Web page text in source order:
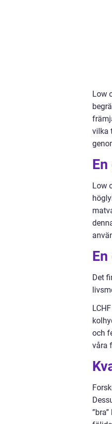
Low
vilka
Low
Det
och
våra